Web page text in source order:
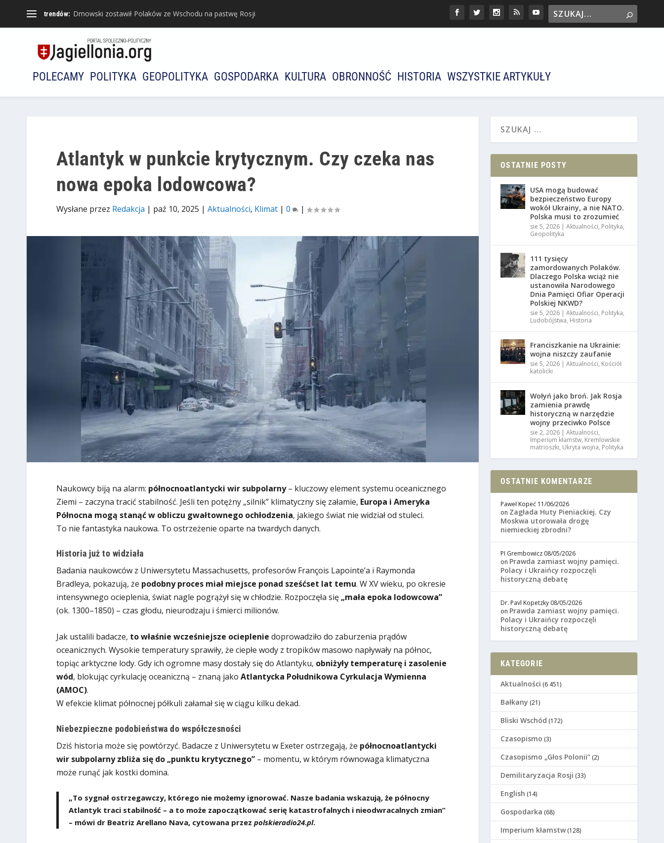
trendów: Dmowski zostawił Polaków ze Wschodu na pastwę Rosji
POLECAMY POLITYKA GEOPOLITYKA GOSPODARKA KULTURA OBRONNOŚĆ HISTORIA WSZYSTKIE ARTYKUŁY
Atlantyk w punkcie krytycznym. Czy czeka nas
nowa epoka lodowcowa?
Wysłane przez Redakcja | paź 10, 2025 | Aktualności, Klimat| 0 |
Naukowcy biją na alarm: północnoatlantycki wir subpolarny– kluczowy element systemu oceanicznego
Ziemi – zaczyna tracić stabilność. Jeśli ten potężny „silnik” klimatyczny się załamie, Europa i Ameryka
Północna mogą stanąć w obliczu gwałtownego ochłodzenia, jakiego świat nie widział od stuleci.
To nie fantastyka naukowa. To ostrzeżenie oparte na twardych danych.
Historia już to widziała
Badania naukowców z Uniwersytetu Massachusetts, profesorów François Lapointe’a i Raymonda
Bradleya, pokazują, że podobny proces miał miejsce ponad sześćset lat temu. W XV wieku, po okresie
intensywnego ocieplenia, świat nagle pogrążył się w chłodzie. Rozpoczęła się„mała epoka lodowcowa”
(ok. 1300–1850) – czas głodu, nieurodzaju i śmierci milionów.
Jak ustalili badacze, to właśnie wcześniejsze ocieplenie doprowadziło do zaburzenia prądów
oceanicznych. Wysokie temperatury sprawiły, że ciepłe wody z tropików masowo napływały na północ,
topiąc arktyczne lody. Gdy ich ogromne masy dostały się do Atlantyku, obniżyły temperaturę i zasolenie
wód, blokując cyrkulację oceaniczną – znaną jako Atlantycka Południkowa Cyrkulacja Wymienna
(AMOC).
W efekcie klimat północnej półkuli załamał się w ciągu kilku dekad.
Niebezpieczne podobieństwa do współczesności
Dziś historia może się powtórzyć. Badacze z Uniwersytetu w Exeter ostrzegają, że północnoatlantycki
wir subpolarny zbliża się do „punktu krytycznego”– momentu, w którym równowaga klimatyczna
może runąć jak kostki domina.
„To sygnał ostrzegawczy, którego nie możemy ignorować. Nasze badania wskazują, że północny
Atlantyk traci stabilność – a to może zapoczątkować serię katastrofalnych i nieodwracalnych zmian”
– mówi dr Beatriz Arellano Nava, cytowana przez polskieradio24.pl.
OSTATNIE POSTY
USA mogą budować
bezpieczeństwo Europy
wokół Ukrainy, a nie NATO.
Polska musi to zrozumieć
sie 5, 2026 |Aktualności, Polityka,
Geopolityka
111 tysięcy
zamordowanych Polaków.
Dlaczego Polska wciąż nie
ustanowiła Narodowego
Dnia Pamięci Ofiar Operacji
Polskiej NKWD?
sie 5, 2026 |Aktualności, Polityka,
Ludobójstwa, Historia
Franciszkanie na Ukrainie:
wojna niszczy zaufanie
sie 5, 2026 |Aktualności, Kościół
katolicki
Wołyń jako broń. Jak Rosja
zamienia prawdę
historyczną w narzędzie
wojny przeciwko Polsce
sie 2, 2026 |Aktualności,
Imperium kłamstw, Kremlowskie
matrioszki, Ukryta wojna, Polityka
OSTATNIE KOMENTARZE
Paweł Kopeć 11/06/2026
on Zagłada Huty Pieniackiej. Czy
Moskwa utorowała drogę
niemieckiej zbrodni?
PI Grembowicz 08/05/2026
on Prawda zamiast wojny pamięci.
Polacy i Ukraińcy rozpoczęli
historyczną debatę
Dr. Pavl Kopetzky 08/05/2026
on Prawda zamiast wojny pamięci.
Polacy i Ukraińcy rozpoczęli
historyczną debatę
KATEGORIE
Aktualności (6 451)
Bałkany (21)
Bliski Wschód (172)
Czasopismo (3)
Czasopismo „Głos Polonii” (2)
Demilitaryzacja Rosji (33)
English (14)
Gospodarka (68)
Imperium kłamstw (128)